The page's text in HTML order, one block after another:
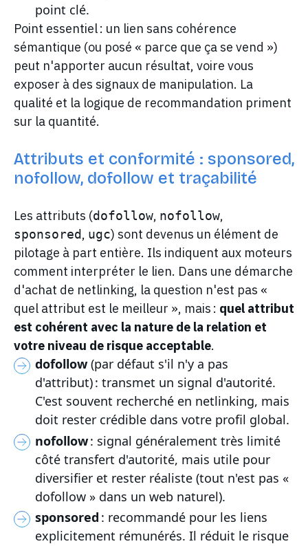
point clé.
Point essentiel : un lien sans cohérence
sémantique (ou posé « parce que ça se vend »)
peut n'apporter aucun résultat, voire vous
exposer à des signaux de manipulation. La
qualité et la logique de recommandation priment
sur la quantité.
Attributs et conformité : sponsored,
nofollow, dofollow et traçabilité
Les attributs (dofollow, nofollow,
sponsored, ugc) sont devenus un élément de
pilotage à part entière. Ils indiquent aux moteurs
comment interpréter le lien. Dans une démarche
d'achat de netlinking, la question n'est pas «
quel attribut est le meilleur », mais : quel attribut
est cohérent avec la nature de la relation et
votre niveau de risque acceptable.
dofollow (par défaut s'il n'y a pas
d'attribut) : transmet un signal d'autorité.
C'est souvent recherché en netlinking, mais
doit rester crédible dans votre profil global.
nofollow: signal généralement très limité
côté transfert d'autorité, mais utile pour
diversifier et rester réaliste (tout n'est pas «
dofollow » dans un web naturel).
sponsored : recommandé pour les liens
explicitement rémunérés. Il réduit le risque